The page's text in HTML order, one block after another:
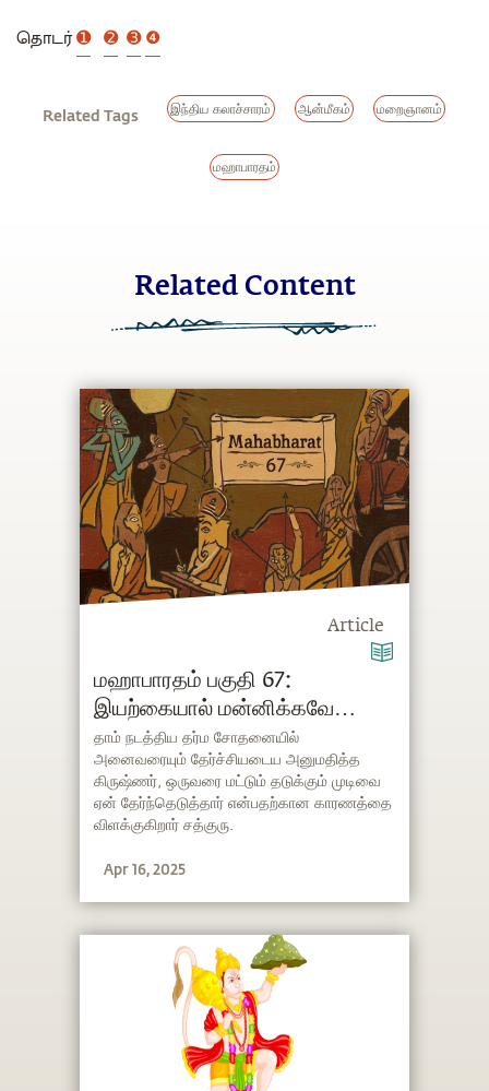
தொடர்➊ ➋ ➌❹
Related Tags இந்திய கலாச்சாரம் ஆன்மீகம் மறைஞானம்
மஹாபாரதம்
Related Content
Article
மஹாபாரதம் பகுதி 67:
இயற்கையால் மன்னிக்கவே
முடியாத ஒன்று
தாம் நடத்திய தர்ம சோதனையில்
அனைவரையும் தேர்ச்சியடைய அனுமதித்த
கிருஷ்ணர், ஒருவரை மட்டும் தடுக்கும் முடிவை
ஏன் தேர்ந்தெடுத்தார் என்பதற்கான காரணத்தை
விளக்குகிறார் சத்குரு.
Apr 16, 2025